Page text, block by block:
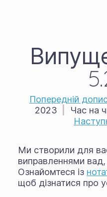
Попередній
2023
Час на
Ми створили для
виправленнями
Ознайомтеся із
щоб дізнатися про